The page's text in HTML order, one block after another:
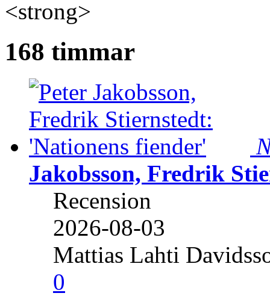
<strong>
168 timmar
Jakobsson, Fredrik
Recension
2026-08-03
Mattias Lahti
0